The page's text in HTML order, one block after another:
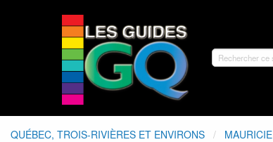
QUÉBEC, TROIS-RIVIÈRES ET ENVIRONS MAURICIE